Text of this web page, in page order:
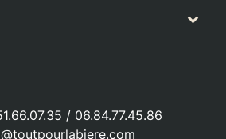
/ 06.84.77.45.86